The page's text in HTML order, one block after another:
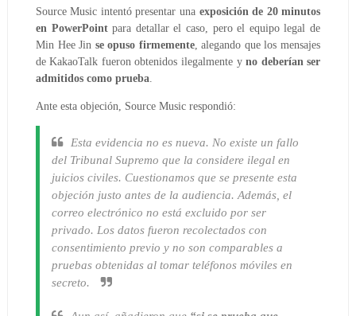
Source Music intentó presentar una exposición de 20 minutos
en PowerPointpara detallar el caso, pero el equipo legal de
Min Hee Jin se opuso firmemente, alegando que los mensajes
de KakaoTalk fueron obtenidos ilegalmente yno deberían ser
admitidos como prueba
Ante esta objeción, Source Music respondió:
Esta evidencia no es nueva. No existe un fallo
del Tribunal Supremo que la considere ilegal en
juicios civiles. Cuestionamos que se presente esta
objeción justo antes de la audiencia. Además, el
correo electrónico no está excluido por ser
privado. Los datos fueron recolectados con
consentimiento previo y no son comparables a
pruebas obtenidas al tomar teléfonos móviles en
secreto.